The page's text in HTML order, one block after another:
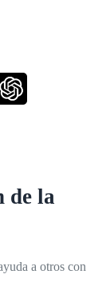
de la
a otros con